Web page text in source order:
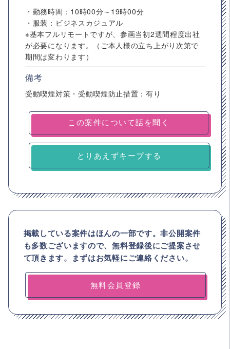
・勤務時間：10時00分～19時00分
・服装：ビジネスカジュアル
※基本フルリモートですが、参画当初2週間程度出社
が必要になります。（ご本人様の立ち上がり次第で
期間は変わります）
備考
受動喫煙対策・受動喫煙防止措置：有り
とりあえずキープする
掲載している案件はほんの一部です。非公開案件
も多数ございますので、無料登録後にご提案させ
て頂きます。まずはお気軽にご連絡ください。
無料会員登録